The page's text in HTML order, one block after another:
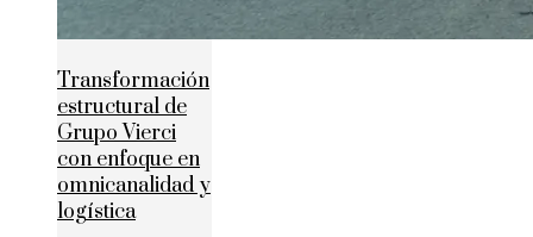
Transformación
estructural de
Grupo Vierci
con enfoque en
omnicanalidad y
logística